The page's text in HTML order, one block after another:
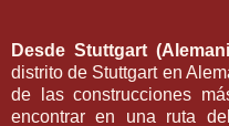
Desde Stuttgart
distrito de Stuttgart en
de las construcciones
encontrar en una ruta